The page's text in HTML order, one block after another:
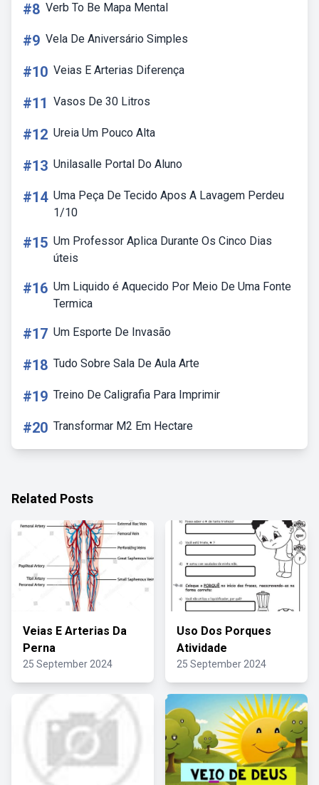
#8 Verb To Be Mapa Mental
#9 Vela De Aniversário Simples
#10 Veias E Arterias Diferença
#11 Vasos De 30 Litros
#12 Ureia Um Pouco Alta
#13 Unilasalle Portal Do Aluno
#14 Uma Peça De Tecido Apos A Lavagem Perdeu
1/10
#15 Um Professor Aplica Durante Os Cinco Dias
úteis
#16 Um Liquido é Aquecido Por Meio De Uma Fonte
Termica
#17 Um Esporte De Invasão
#18 Tudo Sobre Sala De Aula Arte
#19 Treino De Caligrafia Para Imprimir
#20 Transformar M2 Em Hectare
Related Posts
Veias E Arterias Da
Perna
25 September 2024
Uso Dos Porques
Atividade
25 September 2024